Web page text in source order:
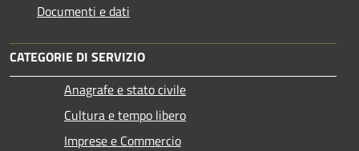
Documenti e dati
CATEGORIE DI SERVIZIO
Anagrafe e stato civile
Cultura e tempo libero
Imprese e Commercio